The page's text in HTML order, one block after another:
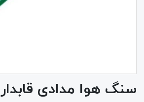
سنگ هوا مدادی قابدار 70 سانتی